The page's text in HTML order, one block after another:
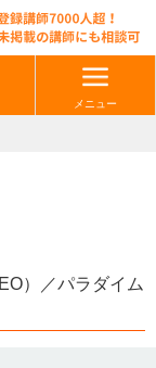
メニュー
）／パラダイム